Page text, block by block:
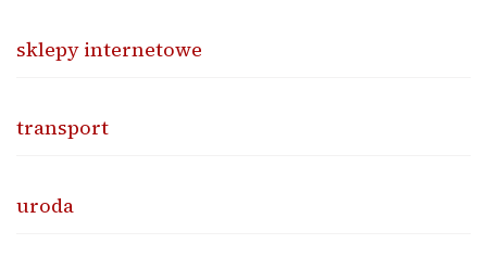
sklepy internetowe
transport
uroda